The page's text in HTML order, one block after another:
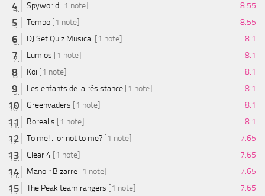
Spyworld [1 note]
8.55
Tembo [1 note]
8.55
DJ Set Quiz Musical [1 note]
8.1
Lumios [1 note]
8.1
Koi [1 note]
8.1
Les enfants de la résistance [1 note]
8.1
Greenvaders [1 note]
8.1
Borealis [1 note]
8.1
To me! ...or not to me? [1 note]
7.65
Clear 4 [1 note]
7.65
Manoir Bizarre [1 note]
7.65
The Peak team rangers [1 note]
7.65